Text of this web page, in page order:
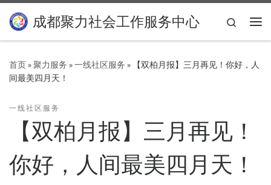
Skip to content
成都聚力社会工作服务中心
Search
首页»聚力服务 »一线社区服务 »
【双柏月报】三月再见！你好，人
间最美四月天！
一线社区服务
【双柏月报】三月再见！
你好，人间最美四月天！